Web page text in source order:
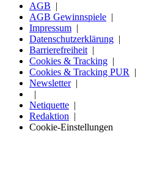
AGB
AGB Gewinnspiele
Impressum
Datenschutzerklärung
Barrierefreiheit
Cookies & Tracking
Cookies & Tracking PUR
Newsletter
Netiquette
Redaktion
Cookie-Einstellungen